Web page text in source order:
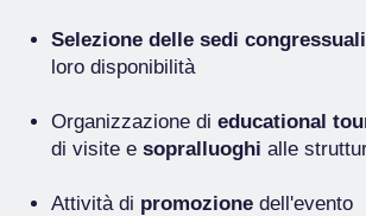
Selezione delle sedi congressuali
loro disponibilità
Organizzazione di educational
di visite e sopralluoghi alle
Attività di promozione dell'evento